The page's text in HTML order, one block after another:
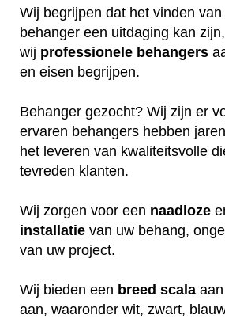
Wij begrijpen dat het vinden
behanger een uitdaging kan
wij professionele behangers
en eisen begrijpen.
Behanger gezocht? Wij zijn er
ervaren behangers hebben
het leveren van kwaliteitsvolle
tevreden klanten.
Wij zorgen voor een naadloze
installatie van uw behang,
van uw project.
Wij bieden een breed scala aan
aan, waaronder wit, zwart,